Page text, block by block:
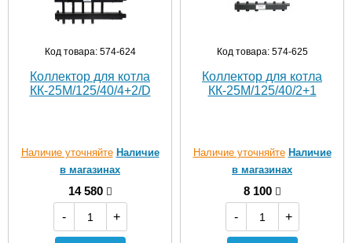
Код товара: 574-624
Коллектор для котла
КК-25M/125/40/4+2/D
Наличие уточняйте Наличие
в магазинах
14 580
-
+
Код товара: 574-625
Коллектор для котла
КК-25M/125/40/2+1
Наличие уточняйте Наличие
в магазинах
8 100
-
+